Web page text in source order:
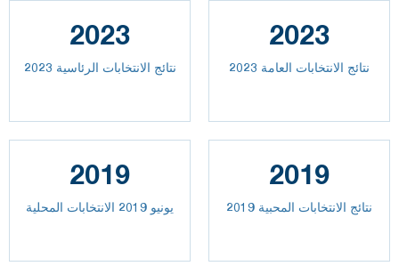
2023
نتائج الانتخابات الرئاسية 2023
2023
2023 نتائج الانتخابات العامة
2019
يونيو 2019 الانتخابات المحلية
2019
نتائج الانتخابات المحبية 2019